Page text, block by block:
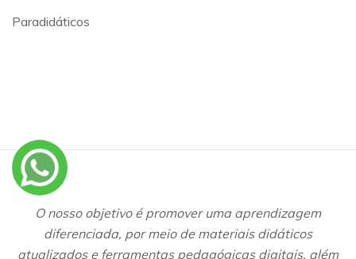
Paradidáticos
O nosso objetivo é promover uma aprendizagem
diferenciada, por meio de materiais didáticos
atualizados e ferramentas pedagógicas digitais, além